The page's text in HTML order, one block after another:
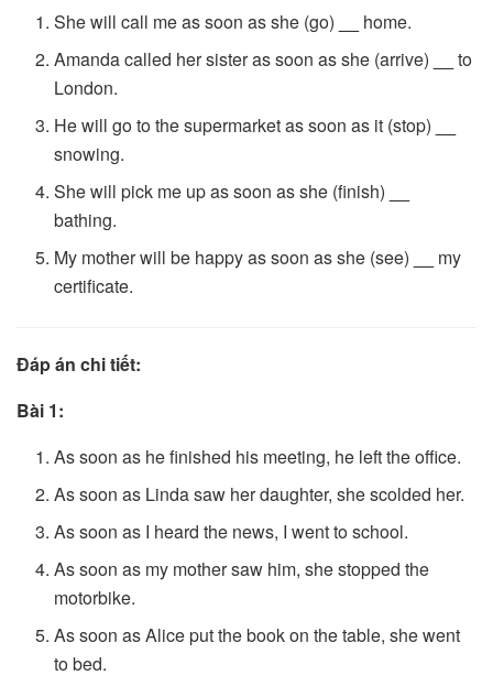
She will call me as soon as she (go)
home.
Amanda called her sister as soon as she (arrive)
to
London.
He will go to the supermarket as soon as it (stop)
snowing.
She will pick me up as soon as she (finish)
bathing.
My mother will be happy as soon as she (see)
my
certificate.
Đáp án chi tiết:
Bài 1:
As soon as he finished his meeting, he left the office.
As soon as Linda saw her daughter, she scolded her.
As soon as I heard the news, I went to school.
As soon as my mother saw him, she stopped the
motorbike.
As soon as Alice put the book on the table, she went
to bed.